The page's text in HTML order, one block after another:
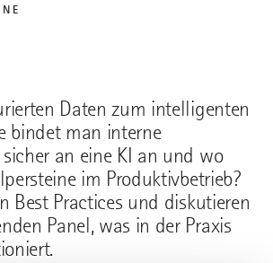
Daten zum intelligenten
bindet man interne
an eine KI an und wo
im Produktivbetrieb?
Best Practices und diskutieren
Panel, was in der Praxis